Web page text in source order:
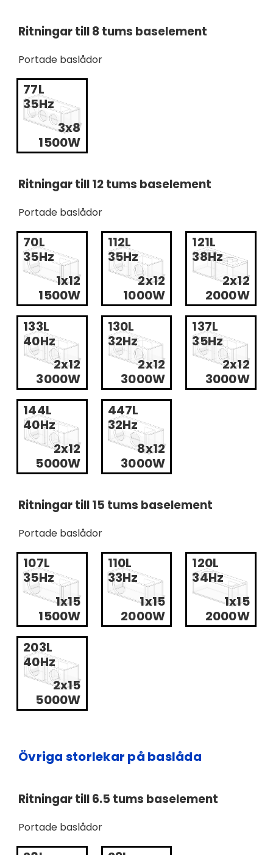
Ritningar till 8 tums baselement
Portade baslådor
77L
35Hz
1500W
3x8
Ritningar till 12 tums baselement
Portade baslådor
70L
35Hz
1500W
1x12
112L
35Hz
1000W
2x12
121L
38Hz
2000W
2x12
133L
40Hz
3000W
2x12
130L
32Hz
3000W
2x12
137L
35Hz
3000W
2x12
144L
40Hz
5000W
2x12
447L
32Hz
3000W
8x12
Ritningar till 15 tums baselement
Portade baslådor
107L
35Hz
1500W
1x15
110L
33Hz
2000W
1x15
120L
34Hz
2000W
1x15
203L
40Hz
5000W
2x15
Övriga storlekar på baslåda
Ritningar till 6.5 tums baselement
Portade baslådor